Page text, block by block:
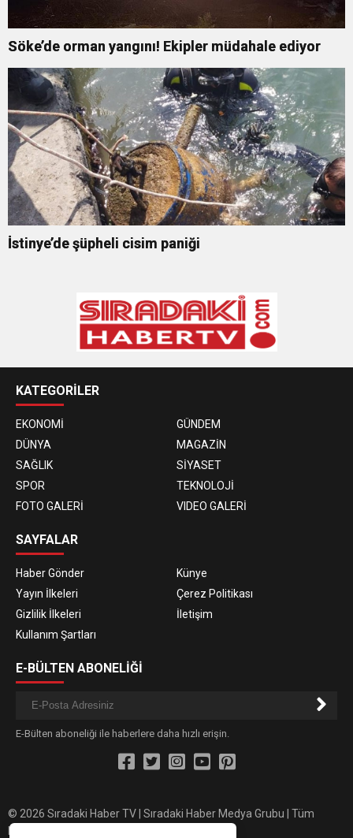
Söke’de orman yangını! Ekipler müdahale ediyor
İstinye’de şüpheli cisim paniği
KATEGORİLER
EKONOMİ
GÜNDEM
DÜNYA
MAGAZİN
SAĞLIK
SİYASET
SPOR
TEKNOLOJİ
FOTO GALERİ
VIDEO GALERİ
SAYFALAR
Haber Gönder
Künye
Yayın İlkeleri
Çerez Politikası
Gizlilik İlkeleri
İletişim
Kullanım Şartları
E-BÜLTEN ABONELİĞİ
E-Bülten aboneliği ile haberlere daha hızlı erişin.
© 2026 Sıradaki Haber TV | Sıradaki Haber Medya Grubu | Tüm
hakları saklıdır.